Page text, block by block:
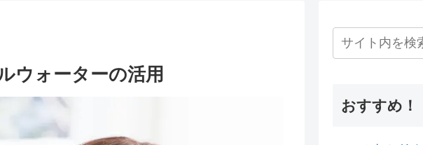
ウォーターの活用
おすすめ！